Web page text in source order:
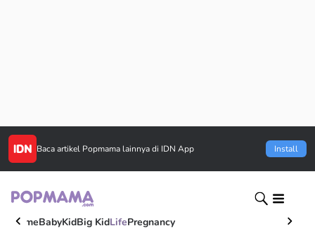
Baca artikel Popmama lainnya di IDN App Install
HomeBabyKidBig KidLifePregnancy